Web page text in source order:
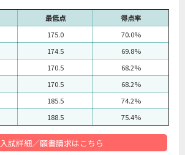
最低点
得点率
175.0
70.0%
174.5
69.8%
170.5
68.2%
170.5
68.2%
185.5
74.2%
188.5 75.4%
入試詳細／願書請求はこちら